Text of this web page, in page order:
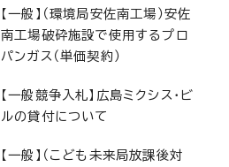
【一般】（環境局安佐南工場）安佐
南工場破砕施設で使用するプロ
パンガス（単価契約）
【一般競争入札】広島ミクシス・ビ
ルの貸付について
【一般】（こども未来局放課後対